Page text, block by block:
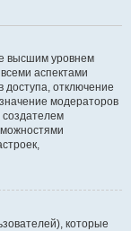
высшим уровнем
аспектами
отключение
модераторов
создателем
которые